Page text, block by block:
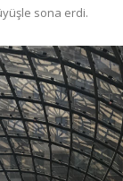
sona erdi.